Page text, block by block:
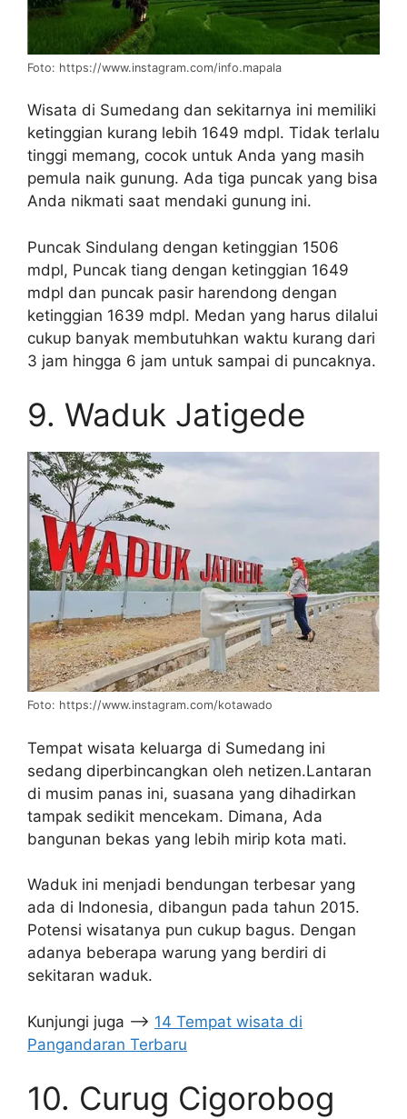
Foto: https://www.instagram.com/info.mapala
Wisata di Sumedang dan sekitarnya ini memiliki
ketinggian kurang lebih 1649 mdpl. Tidak terlalu
tinggi memang, cocok untuk Anda yang masih
pemula naik gunung. Ada tiga puncak yang bisa
Anda nikmati saat mendaki gunung ini.
Puncak Sindulang dengan ketinggian 1506
mdpl, Puncak tiang dengan ketinggian 1649
mdpl dan puncak pasir harendong dengan
ketinggian 1639 mdpl. Medan yang harus dilalui
cukup banyak membutuhkan waktu kurang dari
3 jam hingga 6 jam untuk sampai di puncaknya.
9. Waduk Jatigede
Foto: https://www.instagram.com/kotawado
Tempat wisata keluarga di Sumedang ini
sedang diperbincangkan oleh netizen.Lantaran
di musim panas ini, suasana yang dihadirkan
tampak sedikit mencekam. Dimana, Ada
bangunan bekas yang lebih mirip kota mati.
Waduk ini menjadi bendungan terbesar yang
ada di Indonesia, dibangun pada tahun 2015.
Potensi wisatanya pun cukup bagus. Dengan
adanya beberapa warung yang berdiri di
sekitaran waduk.
Kunjungi juga –> 14 Tempat wisata di
Pangandaran Terbaru
10. Curug Cigorobog